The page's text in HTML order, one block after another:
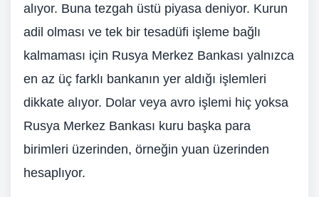
alıyor. Buna tezgah üstü piyasa deniyor. Kurun
adil olması ve tek bir tesadüfi işleme bağlı
kalmaması için Rusya Merkez Bankası yalnızca
en az üç farklı bankanın yer aldığı işlemleri
dikkate alıyor. Dolar veya avro işlemi hiç yoksa
Rusya Merkez Bankası kuru başka para
birimleri üzerinden, örneğin yuan üzerinden
hesaplıyor.